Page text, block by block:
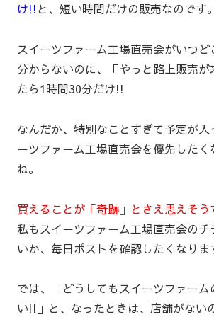
け!!と、短い時間だけの販売なのです。
スイーツファーム工場直売会がいつ
分からないのに、「やっと路上販売
たら1時間30分だけ!!
なんだか、特別なことすぎて予定が入
ーツファーム工場直売会を優先したく
ね。
買えることが「奇跡」とさえ思えそう
私もスイーツファーム工場直売会のチ
いか、毎日ポストを確認したくなりま
では、「どうしてもスイーツファー
い!!」と、なったときは、店舗がない